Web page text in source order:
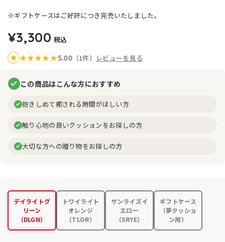
※ギフトケースはご好評につき完売いたしました。
¥3,300 税込
★★★★★5.00（1件） レビューを見る
この商品はこんな方におすすめ
抱きしめて癒される時間がほしい方
触り心地の良いクッションをお探しの方
大切な方への贈り物をお探しの方
デイライトグ
リーン
（DLGN）
トワイライト
オレンジ
（TLOR）
サンライズイ
エロー
（SRYE）
ギフトケース
（夢クッショ
ン用）